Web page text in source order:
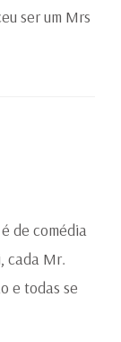
ser um Mrs
de comédia
cada Mr.
e todas se